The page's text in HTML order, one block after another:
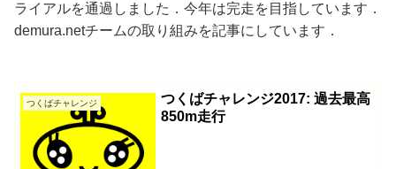
ライアルを通過しました．今年は完走を目指しています．
demura.netチームの取り組みを記事にしています．
つくばチャレンジ
つくばチャレンジ2017: 過去最高
850m走行